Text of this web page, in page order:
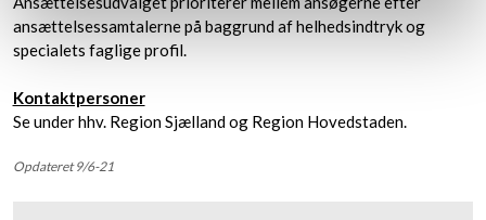
ansættelsessamtalerne på baggrund af helhedsindtryk og
specialets faglige profil.
Kontaktpersoner
Se under hhv. Region Sjælland og Region Hovedstaden.
Opdateret 9/6-21​